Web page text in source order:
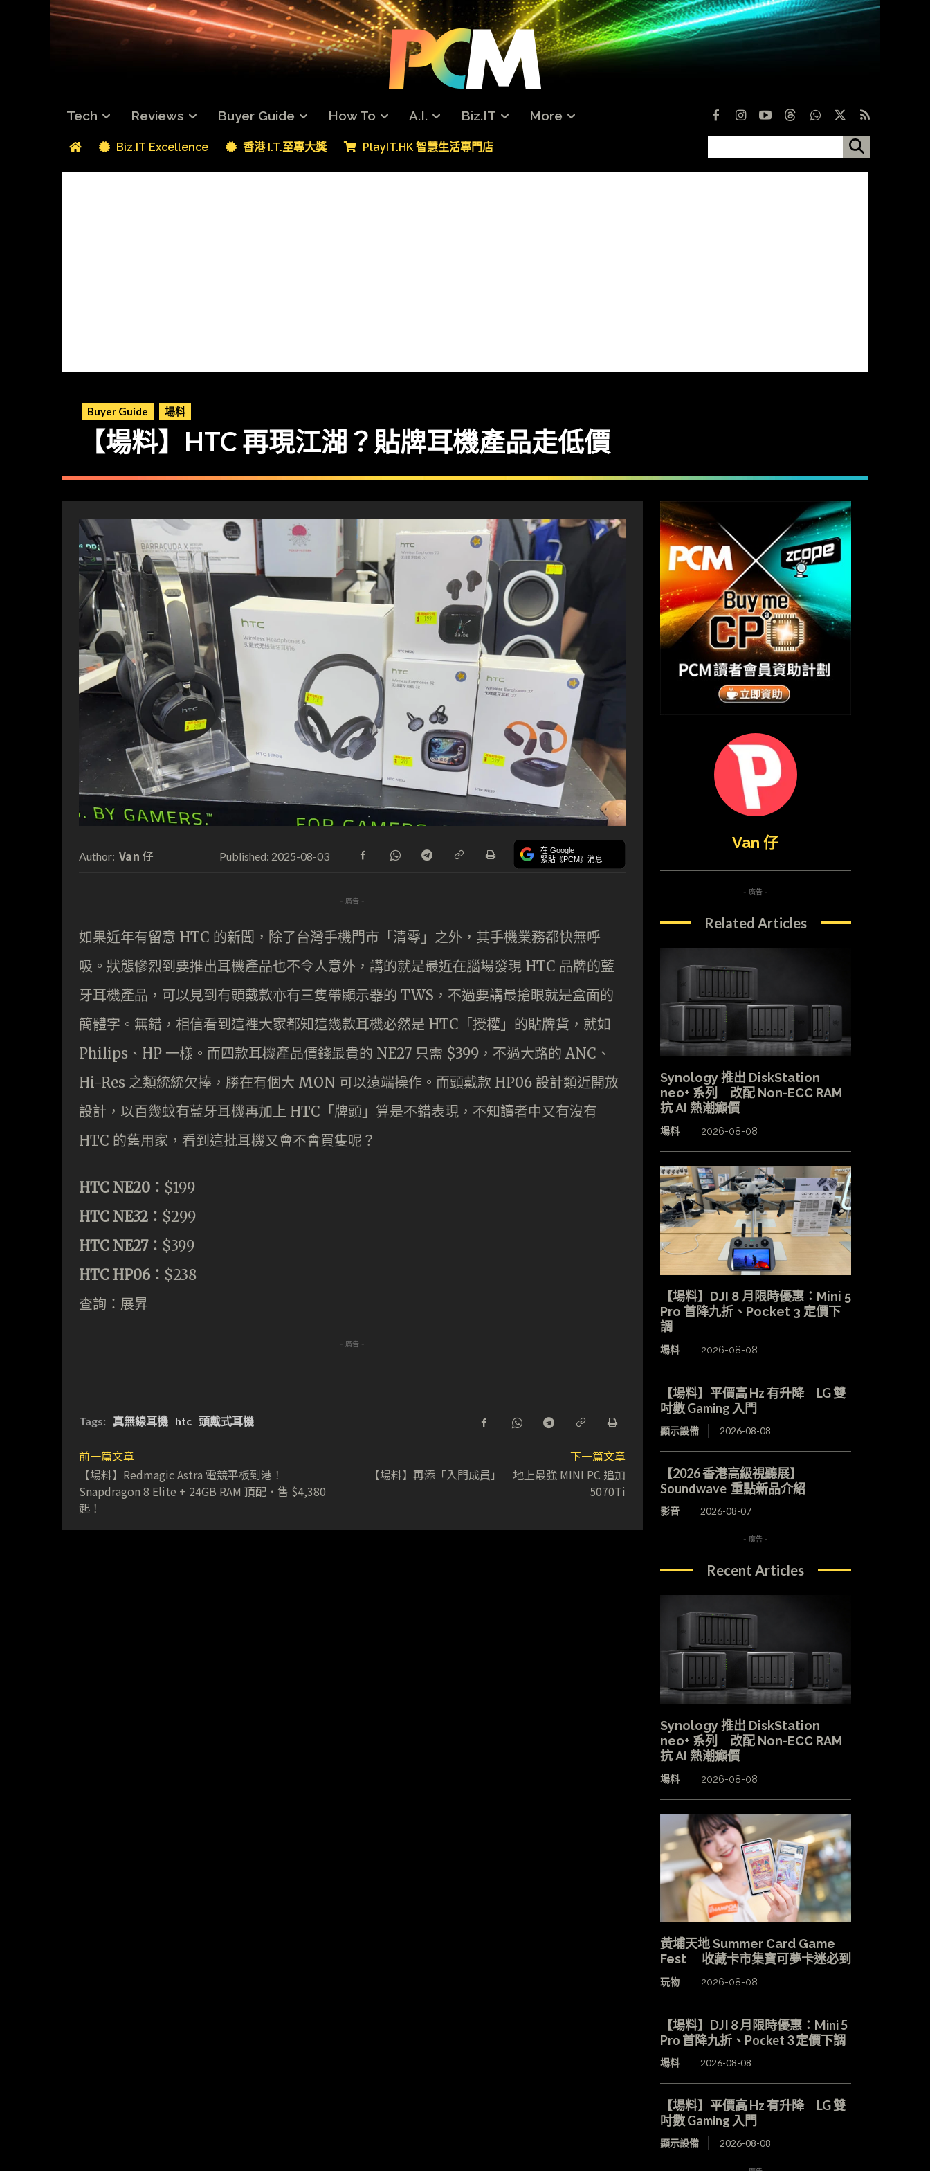
Tech Reviews Buyer Guide How To A.I. Biz.IT More
Biz.IT Excellence 香港 I.T.至專大獎 PlayIT.HK 智慧生活專門店
Buyer Guide 場料
【場料】HTC 再現江湖？貼牌耳機產品走低價
Author: Van 仔 Published: 2025-08-03 在 Google
緊貼《PCM》消息
- 廣告 -
如果近年有留意 HTC 的新聞，除了台灣手機門市「清零」之外，其手機業務都快無呼
吸。狀態慘烈到要推出耳機產品也不令人意外，講的就是最近在腦場發現 HTC 品牌的藍
牙耳機產品，可以見到有頭戴款亦有三隻帶顯示器的 TWS，不過要講最搶眼就是盒面的
簡體字。無錯，相信看到這裡大家都知這幾款耳機必然是 HTC「授權」的貼牌貨，就如
Philips、HP 一樣。而四款耳機產品價錢最貴的 NE27 只需 $399，不過大路的 ANC、
Hi-Res 之類統統欠捧，勝在有個大 MON 可以遠端操作。而頭戴款 HP06 設計類近開放
設計，以百幾蚊有藍牙耳機再加上 HTC「牌頭」算是不錯表現，不知讀者中又有沒有
HTC 的舊用家，看到這批耳機又會不會買隻呢？
HTC NE20： $199
HTC NE32： $299
HTC NE27： $399
HTC HP06： $238
查詢：展昇
- 廣告 -
Tags: 真無線耳機 htc 頭戴式耳機
前一篇文章
【場料】Redmagic Astra 電競平板到港！
Snapdragon 8 Elite + 24GB RAM 頂配．售 $4,380
起！
下一篇文章
【場料】再添「入門成員」 地上最強 MINI PC 追加
5070Ti
Van 仔
- 廣告 -
Related Articles
Synology 推出 DiskStation
neo+ 系列 改配 Non-ECC RAM
抗 AI 熱潮癲價
場料 2026-08-08
【場料】DJI 8 月限時優惠：Mini 5
Pro 首降九折、Pocket 3 定價下
調
場料 2026-08-08
【場料】平價高 Hz 有升降 LG 雙
吋數 Gaming 入門
顯示設備 2026-08-08
【2026 香港高級視聽展】
Soundwave 重點新品介紹
影音 2026-08-07
- 廣告 -
Recent Articles
Synology 推出 DiskStation
neo+ 系列 改配 Non-ECC RAM
抗 AI 熱潮癲價
場料 2026-08-08
黃埔天地 Summer Card Game
Fest 收藏卡市集寶可夢卡迷必到
玩物 2026-08-08
【場料】DJI 8 月限時優惠：Mini 5
Pro 首降九折、Pocket 3 定價下調
場料 2026-08-08
【場料】平價高 Hz 有升降 LG 雙
吋數 Gaming 入門
顯示設備 2026-08-08